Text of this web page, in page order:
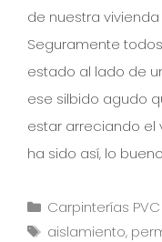
de nuestra
Seguramente
estado al lado de
ese silbido agudo
estar arreciando el
ha sido así, lo
Carpinterías PVC
aislamiento,